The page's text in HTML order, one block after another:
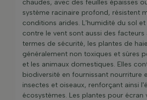
chaudes, avec des feuilles épaisses
système racinaire profond, résistent
conditions arides. L'humidité du sol
contre le vent sont aussi des facteurs
termes de sécurité, les plantes de
généralement non toxiques et sûres
et les animaux domestiques. Elles
biodiversité en fournissant nourriture
insectes et oiseaux, renforçant ainsi
écosystèmes. Les plantes pour écran